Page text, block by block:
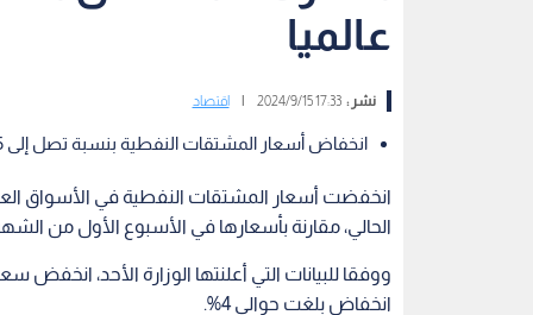
عالميا
نشر :17:33 2024/9/15 اقتصاد
انخفاض أسعار المشتقات النفطية بنسبة تصل إلى 5%
انخفضت أسعار المشتقات النفطية في الأسواق
الحالي، مقارنة بأسعارها في الأسبوع الأول من
انخفاض بلغت حوالي 4%.